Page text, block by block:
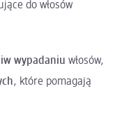
do włosów
wypadaniu włosów,
, które pomagają